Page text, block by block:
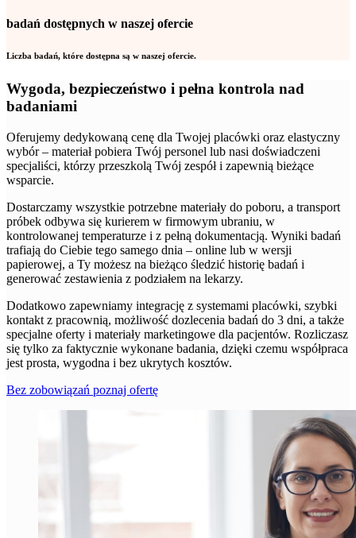
badań dostępnych w naszej ofercie
Liczba badań, które dostępna są w naszej ofercie.
Wygoda, bezpieczeństwo i pełna kontrola nad
badaniami
Oferujemy dedykowaną cenę dla Twojej placówki oraz elastyczny
wybór – materiał pobiera Twój personel lub nasi doświadczeni
specjaliści, którzy przeszkolą Twój zespół i zapewnią bieżące
wsparcie.
Dostarczamy wszystkie potrzebne materiały do poboru, a transport
próbek odbywa się kurierem w firmowym ubraniu, w
kontrolowanej temperaturze i z pełną dokumentacją. Wyniki badań
trafiają do Ciebie tego samego dnia – online lub w wersji
papierowej, a Ty możesz na bieżąco śledzić historię badań i
generować zestawienia z podziałem na lekarzy.
Dodatkowo zapewniamy integrację z systemami placówki, szybki
kontakt z pracownią, możliwość dozlecenia badań do 3 dni, a także
specjalne oferty i materiały marketingowe dla pacjentów. Rozliczasz
się tylko za faktycznie wykonane badania, dzięki czemu współpraca
jest prosta, wygodna i bez ukrytych kosztów.
Bez zobowiązań poznaj ofertę